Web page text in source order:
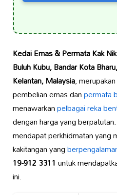
Kedai Emas & Permata Kak Nik
Buluh Kubu, Bandar Kota
Kelantan, Malaysia,
pembelian emas danpermata
menawarkanpelbagai reka
dengan harga yang
mendapat perkhidmatan yang
kakitangan yang
19-912 3311 untuk
ini.